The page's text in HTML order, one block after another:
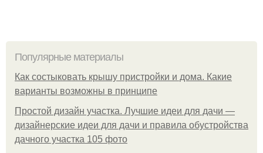
Популярные материалы
Как состыковать крышу пристройки и дома. Какие
варианты возможны в принципе
Простой дизайн участка. Лучшие идеи для дачи —
дизайнерские идеи для дачи и правила обустройства
дачного участка 105 фото